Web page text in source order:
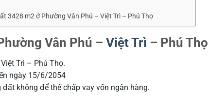
3428 m2 ở Phường Vân Phú – Việt Trì – Phú Thọ
Vân Phú – Việt Trì – Phú Thọ
Trì – Phú Thọ.
ngày 15/6/2054
không để thế chấp vay vốn ngân hàng.